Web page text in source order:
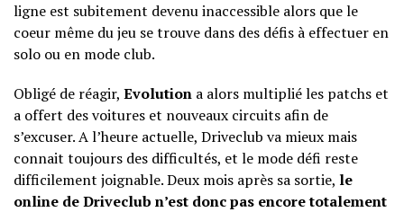
ligne est subitement devenu inaccessible alors que le
coeur même du jeu se trouve dans des défis à effectuer en
solo ou en mode club.
Obligé de réagir, Evolution a alors multiplié les patchs et
a offert des voitures et nouveaux circuits afin de
s’excuser. A l’heure actuelle, Driveclub va mieux mais
connait toujours des difficultés, et le mode défi reste
difficilement joignable. Deux mois après sa sortie, le
online de Driveclub n’est donc pas encore totalement